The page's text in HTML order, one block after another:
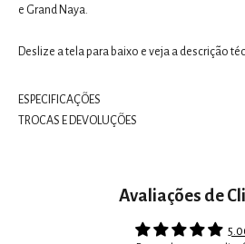
e Grand Naya.
Deslize a tela para baixo e veja a descrição
ESPECIFICAÇÕES
TROCAS E DEVOLUÇÕES
Avaliações de